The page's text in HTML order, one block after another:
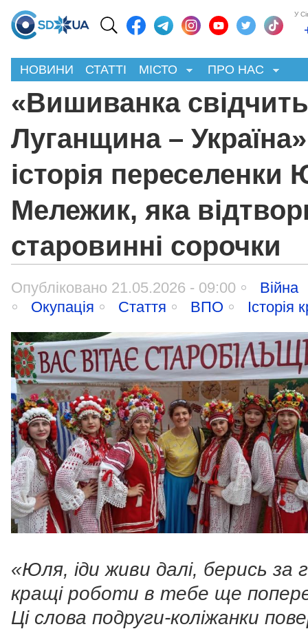
У
НОВИНИ СТАТТІ МІСТО ПРО НАС
«Вишиванка
Луганщина –
історія переселенки
Мележик, яка
старовинні сорочки
Опубліковано 21.05.2026 - 09:00
Війна
Окупація
Стаття ВПО Історія
«Юля, іди живи далі, берись за
кращі роботи в тебе ще
Ці слова подруги-коліжанки